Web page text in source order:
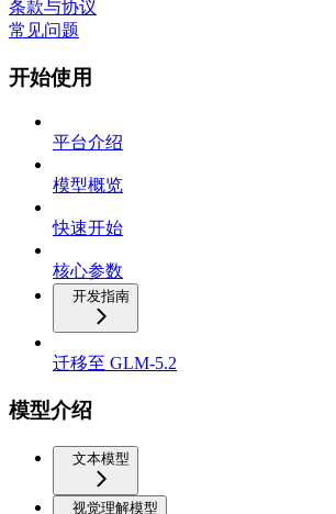
条款与协议
常见问题
开始使用
平台介绍
模型概览
快速开始
核心参数
开发指南
迁移至 GLM-5.2
模型介绍
文本模型
视觉理解模型